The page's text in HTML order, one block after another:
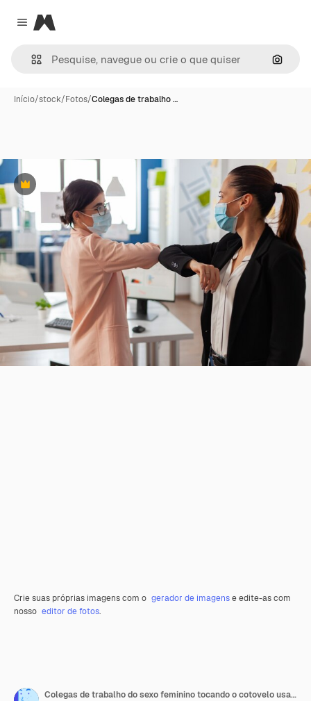
Close menu
Magnific
Início/stock/Fotos/Colegas de trabalho …
Premium
Crie suas próprias imagens com o gerador de imagense edite-as com
nosso editor de fotos.
Colegas de trabalho do sexo feminino tocando o cotovelo usando máscara facial em um novo consultório normal durante a pandemia global de gripe covid19 mantendo o distanciamento social como prevenção para evitar a infecção.